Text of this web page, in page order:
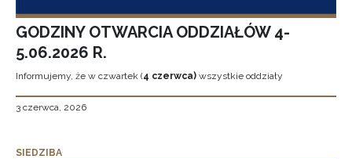
GODZINY OTWARCIA ODDZIAŁÓW 4-
5.06.2026 R.
Informujemy, że w czwartek (4 czerwca) wszystkie oddziały
3 czerwca, 2026
SIEDZIBA